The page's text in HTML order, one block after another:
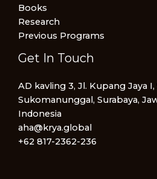
Books
Research
Previous Programs
Get In Touch
AD kavling 3, Jl. Kupang Jaya
Sukomanunggal, Surabaya,
Indonesia
aha@krya.global
+62 817-2362-236